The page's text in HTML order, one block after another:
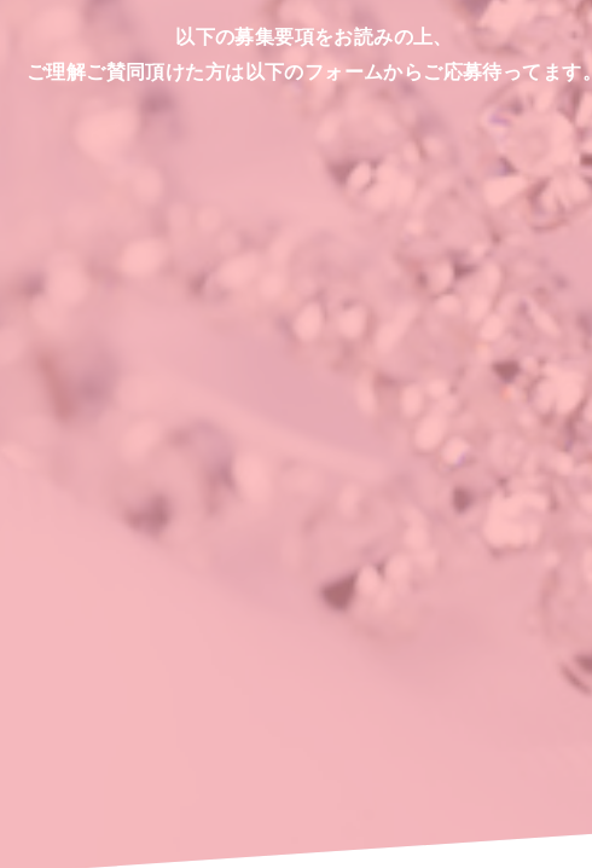
以下の募集要項をお読みの上、
ご理解ご賛同頂けた方は以下のフォームからご応募待ってます。